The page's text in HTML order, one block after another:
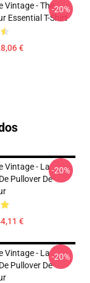
Vintage - The
Essential T-Shirt
€
-20%
Vintage - La
Pullover De
€
-20%
Vintage - La
Pullover De
-20%